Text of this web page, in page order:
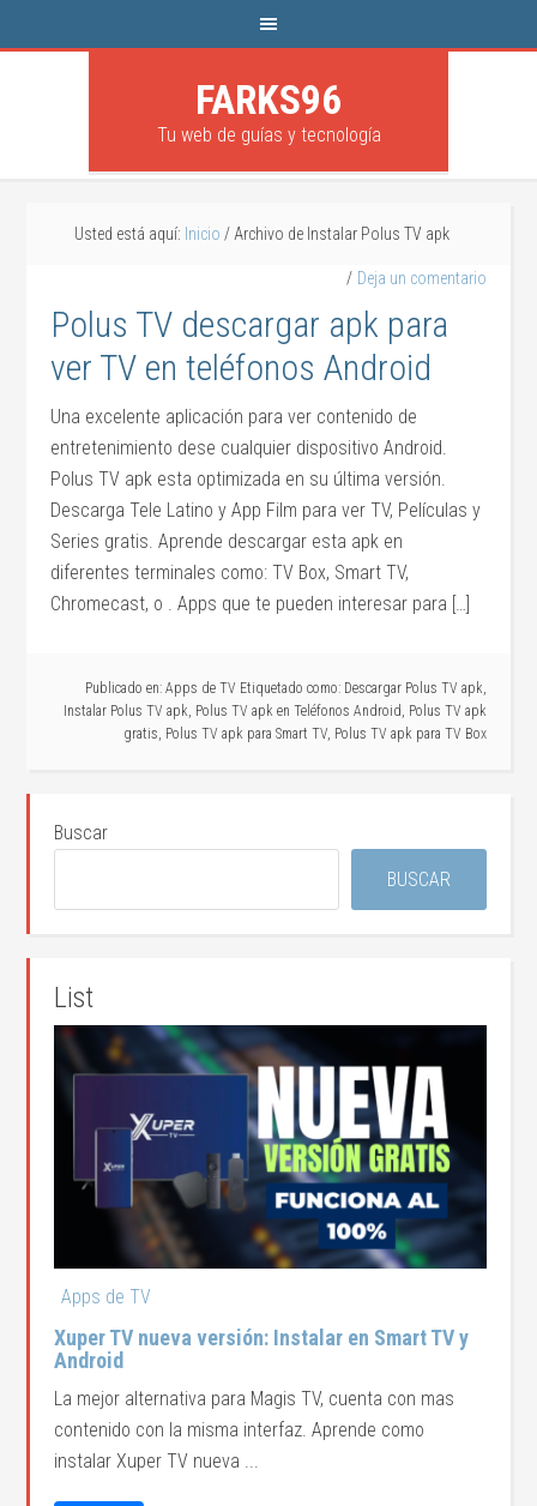
FARKS96
Tu web de guías y tecnología
Usted está aquí: Inicio / Archivo de Instalar Polus TV apk
Deja un comentario
Polus TV descargar apk para
ver TV en teléfonos Android
Una excelente aplicación para ver contenido de
entretenimiento dese cualquier dispositivo Android.
Polus TV apk esta optimizada en su última versión.
Descarga Tele Latino y App Film para ver TV, Películas y
Series gratis. Aprende descargar esta apk en
diferentes terminales como: TV Box, Smart TV,
Chromecast, o . Apps que te pueden interesar para […]
Publicado en: Apps de TV Etiquetado como: Descargar Polus TV apk,
Instalar Polus TV apk, Polus TV apk en Teléfonos Android, Polus TV apk
gratis, Polus TV apk para Smart TV, Polus TV apk para TV Box
Buscar
BUSCAR
List
Apps de TV
Xuper TV nueva versión: Instalar en Smart TV y
Android
La mejor alternativa para Magis TV, cuenta con mas
contenido con la misma interfaz. Aprende como
instalar Xuper TV nueva ...